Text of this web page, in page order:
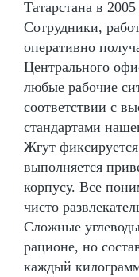
Татарстана в 2005
Сотрудники,
оперативно
Центрального
любые рабочие
соответствии с
стандартами
Жгут
выполняется
корпусу. Все
чисто
Сложные
рационе, но
каждый